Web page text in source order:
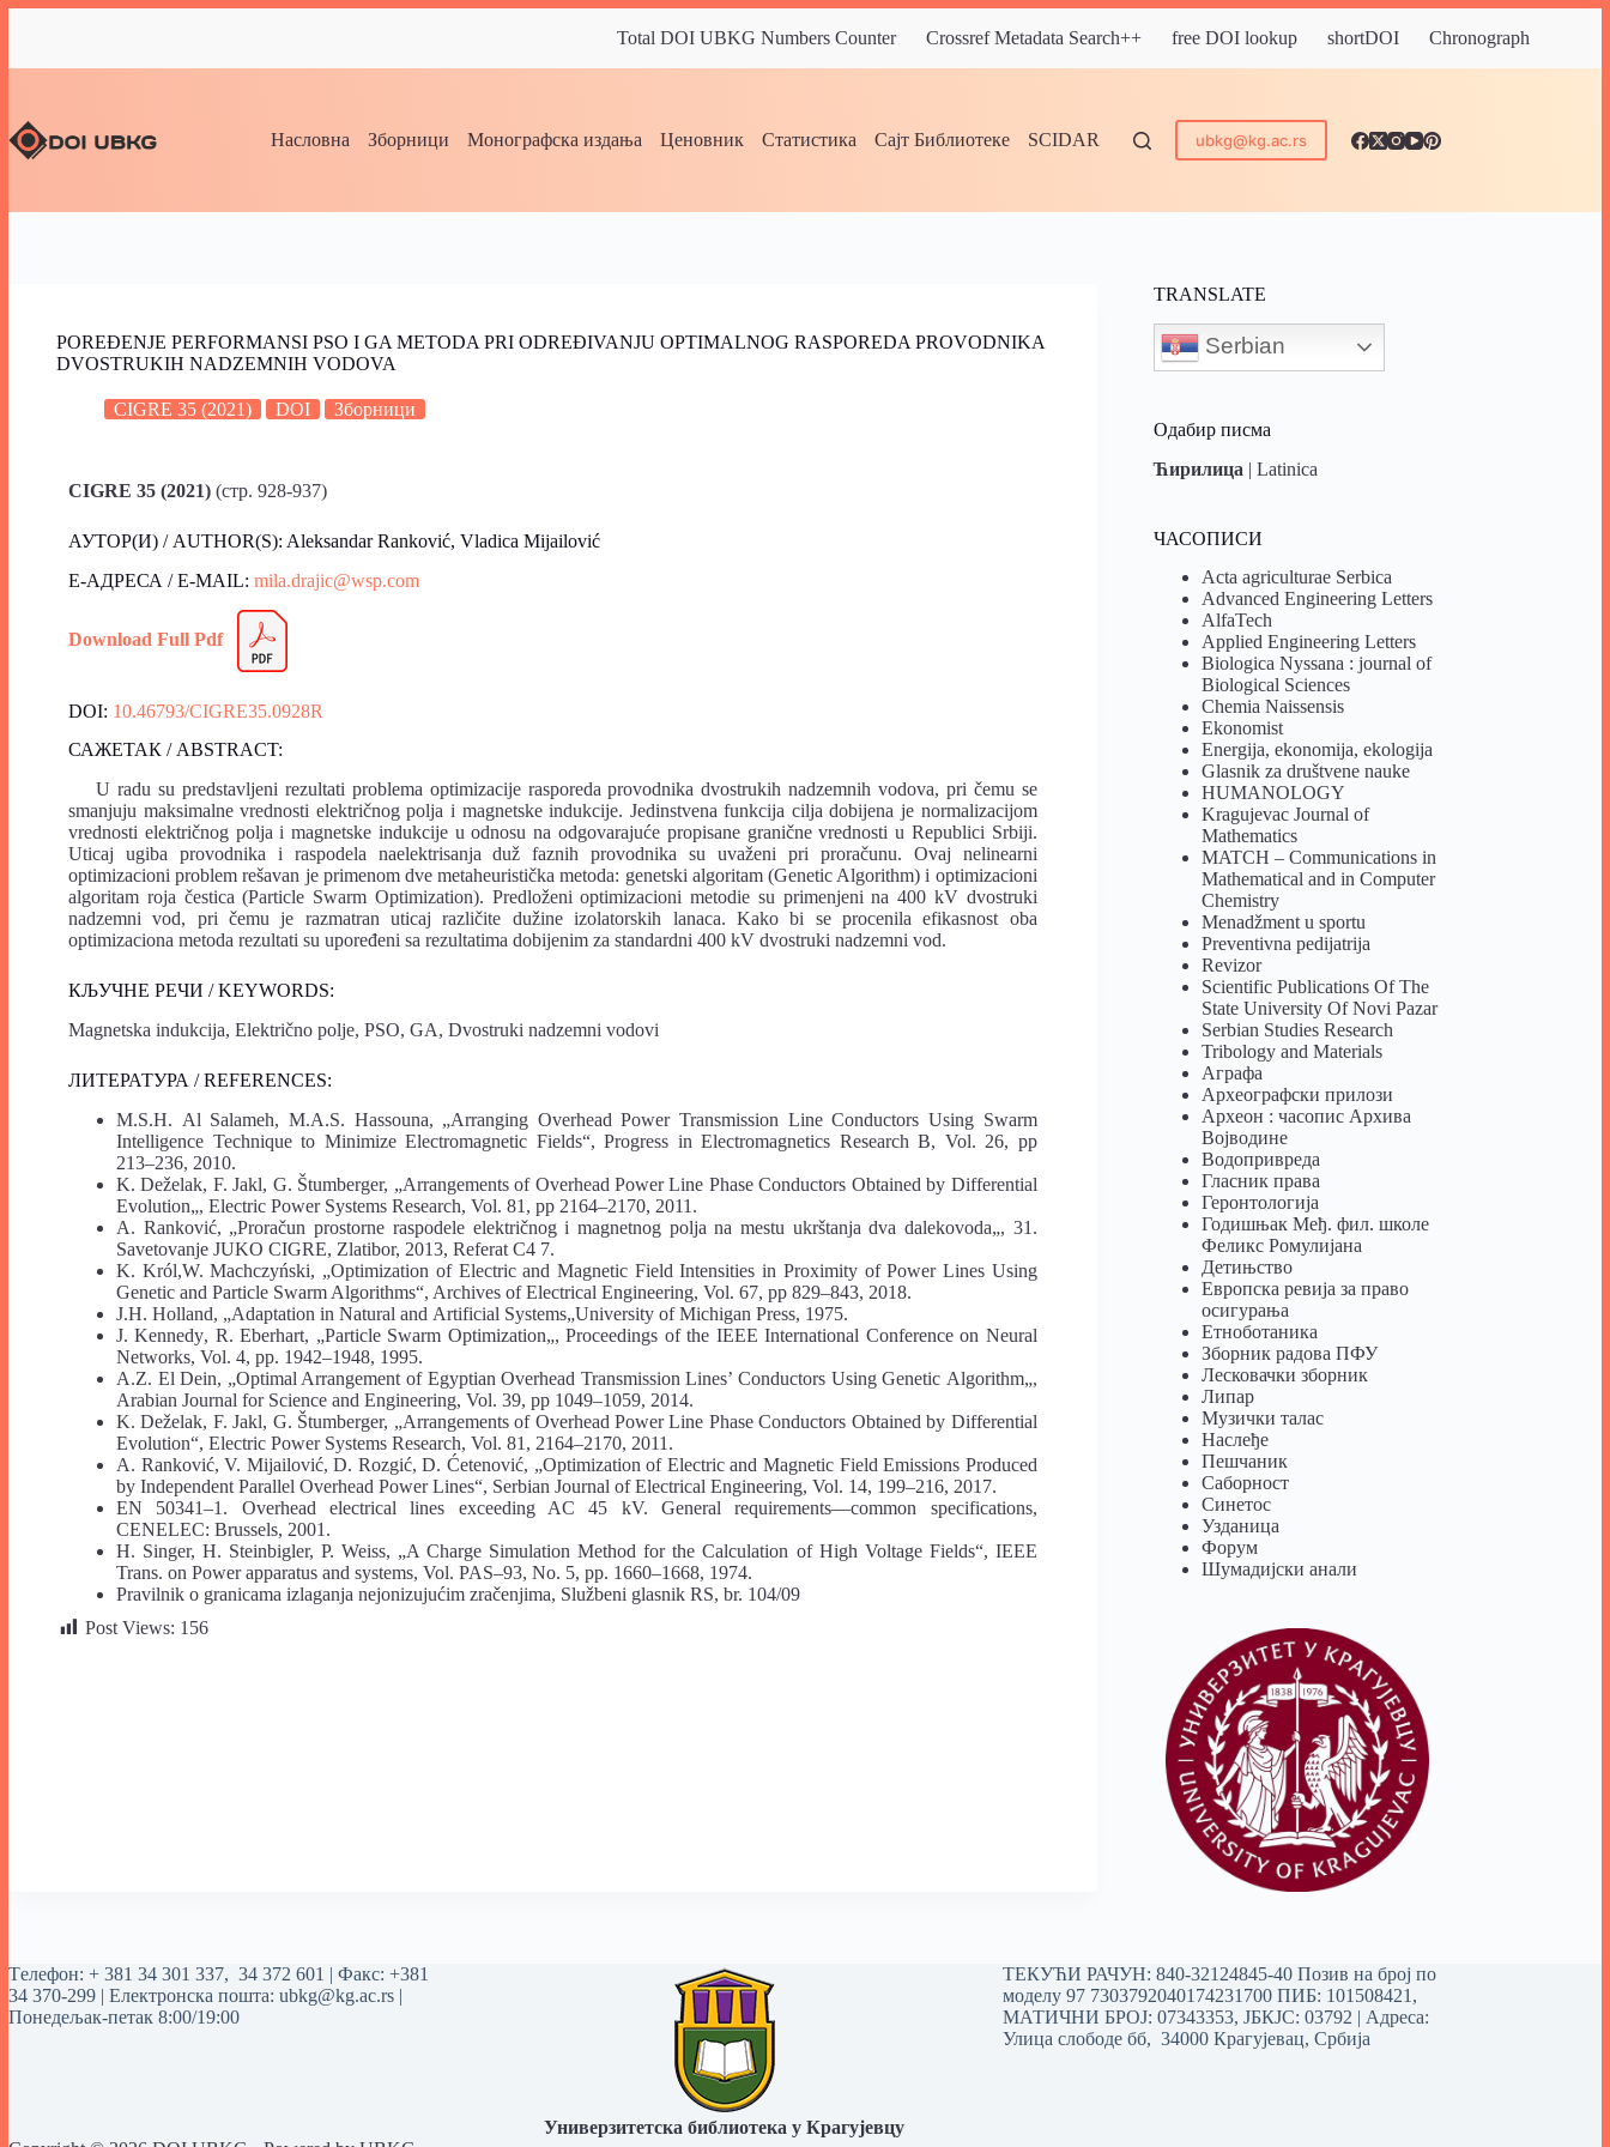
Total DOI UBKG Numbers Counter Crossref Metadata Search++ free DOI lookup shortDOI Chronograph
Насловна Зборници Монографска издања Ценовник Статистика Сајт Библиотеке SCIDAR ubkg@kg.ac.rs
POREĐENJE PERFORMANSI PSO I GA METODA PRI ODREĐIVANJU OPTIMALNOG RASPOREDA PROVODNIKA
DVOSTRUKIH NADZEMNIH VODOVA
CIGRE 35 (2021) DOI Зборници
CIGRE 35 (2021) (стр. 928-937)
АУТОР(И) / AUTHOR(S): Aleksandar Ranković, Vladica Mijailović
Е-АДРЕСА / E-MAIL: mila.drajic@wsp.com
Download Full Pdf
DOI: 10.46793/CIGRE35.0928R
САЖЕТАК / ABSTRACT:
U radu su predstavljeni rezultati problema optimizacije rasporeda provodnika dvostrukih nadzemnih vodova, pri čemu se
smanjuju maksimalne vrednosti električnog polja i magnetske indukcije. Jedinstvena funkcija cilja dobijena je normalizacijom
vrednosti električnog polja i magnetske indukcije u odnosu na odgovarajuće propisane granične vrednosti u Republici Srbiji.
Uticaj ugiba provodnika i raspodela naelektrisanja duž faznih provodnika su uvaženi pri proračunu. Ovaj nelinearni
optimizacioni problem rešavan je primenom dve metaheuristička metoda: genetski algoritam (Genetic Algorithm) i optimizacioni
algoritam roja čestica (Particle Swarm Optimization). Predloženi optimizacioni metodie su primenjeni na 400 kV dvostruki
nadzemni vod, pri čemu je razmatran uticaj različite dužine izolatorskih lanaca. Kako bi se procenila efikasnost oba
optimizaciona metoda rezultati su upoređeni sa rezultatima dobijenim za standardni 400 kV dvostruki nadzemni vod.
КЉУЧНЕ РЕЧИ / KEYWORDS:
Magnetska indukcija, Električno polje, PSO, GA, Dvostruki nadzemni vodovi
ЛИТЕРАТУРА / REFERENCES:
M.S.H. Al Salameh, M.A.S. Hassouna, „Arranging Overhead Power Transmission Line Conductors Using Swarm
Intelligence Technique to Minimize Electromagnetic Fields“, Progress in Electromagnetics Research B, Vol. 26, pp
213–236, 2010.
K. Deželak, F. Jakl, G. Štumberger, „Arrangements of Overhead Power Line Phase Conductors Obtained by Differential
Evolution„, Electric Power Systems Research, Vol. 81 , pp 2164–2170, 2011.
A. Ranković, „Proračun prostorne raspodele električnog i magnetnog polja na mestu ukrštanja dvadalekovoda„, 31.
Savetovanje JUKO CIGRE, Zlatibor, 2013, Referat C4 7.
K. Król,W. Machczyński, „Optimization of Electric and Magnetic Field Intensities in Proximity of Power Lines Using
Genetic and Particle Swarm Algorithms“, Archives of Electrical Engineering, Vol. 67, pp 829–843, 2018.
J.H. Holland, „Adaptation in Natural and Artificial Systems„University of Michigan Press, 1975.
J. Kennedy, R. Eberhart, „Particle Swarm Optimization„, Proceedings of the IEEE International Conferenceon Neural
Networks, Vol. 4, pp. 1942–1948, 1995.
A.Z. El Dein, „Optimal Arrangement of Egyptian Overhead Transmission Lines’ Conductors Using Genetic Algorithm„,
Arabian Journal for Science and Engineering, Vol. 39, pp 1049–1059, 2014.
K. Deželak, F. Jakl, G. Štumberger, „Arrangements of Overhead Power Line Phase Conductors Obtained by Differential
Evolution“, Electric Power Systems Research, Vol. 81, 2164–2170, 2011.
A. Ranković, V. Mijailović, D. Rozgić, D. Ćetenović, „Optimization of Electric and Magnetic FieldEmissions Produced
by Independent Parallel Overhead Power Lines“, Serbian Journal of Electrical Engineering, Vol. 14, 199–216, 2017.
EN 50341–1. Overhead electrical lines exceeding AC 45 kV. General requirements—common specifications,
CENELEC: Brussels, 2001.
H. Singer, H. Steinbigler, P. Weiss, „A Charge Simulation Method for the Calculation of High Voltage Fields“, IEEE
Trans. on Power apparatus and systems, Vol. PAS–93, No. 5, pp. 1660–1668, 1974.
Pravilnik o granicama izlaganja nejonizujućim zračenjima, Službeni glasnik RS, br. 104/09
Post Views: 156
TRANSLATE
Serbian
Одабир писма
Ћирилица |Latinica
ЧАСОПИСИ
Acta agriculturae Serbica
Advanced Engineering Letters
AlfaTech
Applied Engineering Letters
Biologica Nyssana : journal of
Biological Sciences
Chemia Naissensis
Ekonomist
Energija, ekonomija, ekologija
Glasnik za društvene nauke
HUMANOLOGY
Kragujevac Journal of
Mathematics
MATCH – Communications in
Mathematical and in Computer
Chemistry
Menadžment u sportu
Preventivna pedijatrija
Revizor
Scientific Publications Of The
State University Of Novi Pazar
Serbian Studies Research
Tribology and Materials
Аграфа
Археографски прилози
Археон : часопис Архива
Војводине
Водопривреда
Гласник права
Геронтологија
Годишњак Међ. фил. школе
Феликс Ромулијана
Детињство
Европска ревија за право
осигурања
Eтноботаника
Зборник радова ПФУ
Лесковачки зборник
Липар
Музички талас
Наслеђе
Пешчаник
Саборност
Синетос
Узданица
Форум
Шумадијски анали
Tелефон: + 381 34 301 337, 34 372 601 | Факс: +381
34 370-299 | Електронска пошта: ubkg@kg.ac.rs |
Понедељак-петак 8:00/19:00
Универзитетска библиотека у Крагујевцу
ТЕКУЋИ РАЧУН: 840-32124845-40 Позив на број по
моделу 97 7303792040174231700ПИБ: 101508421,
МАТИЧНИ БРОЈ: 07343353, ЈБКЈС: 03792 | Aдреса:
Улица слободе бб, 34000 Крагујевац, Србија